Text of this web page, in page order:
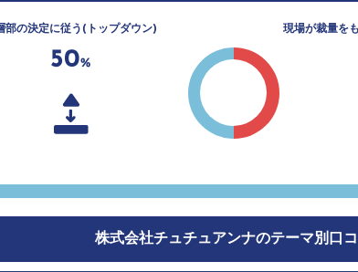
部の決定に従う(トップダウン)
50%
現場が裁量を
株式会社チュチュアンナのテーマ別口コ